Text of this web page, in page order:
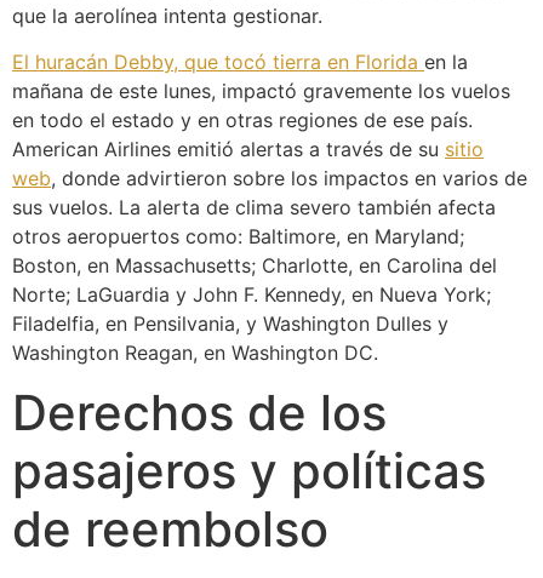
que la aerolínea intenta gestionar.
El huracán Debby, que tocó tierra en Florida en la
mañana de este lunes, impactó gravemente los vuelos
en todo el estado y en otras regiones de ese país.
American Airlines emitió alertas a través de su sitio
web, donde advirtieron sobre los impactos en varios de
sus vuelos. La alerta de clima severo también afecta
otros aeropuertos como: Baltimore, en Maryland;
Boston, en Massachusetts; Charlotte, en Carolina del
Norte; LaGuardia y John F. Kennedy, en Nueva York;
Filadelfia, en Pensilvania, y Washington Dulles y
Washington Reagan, en Washington DC.
Derechos de los
pasajeros y políticas
de reembolso